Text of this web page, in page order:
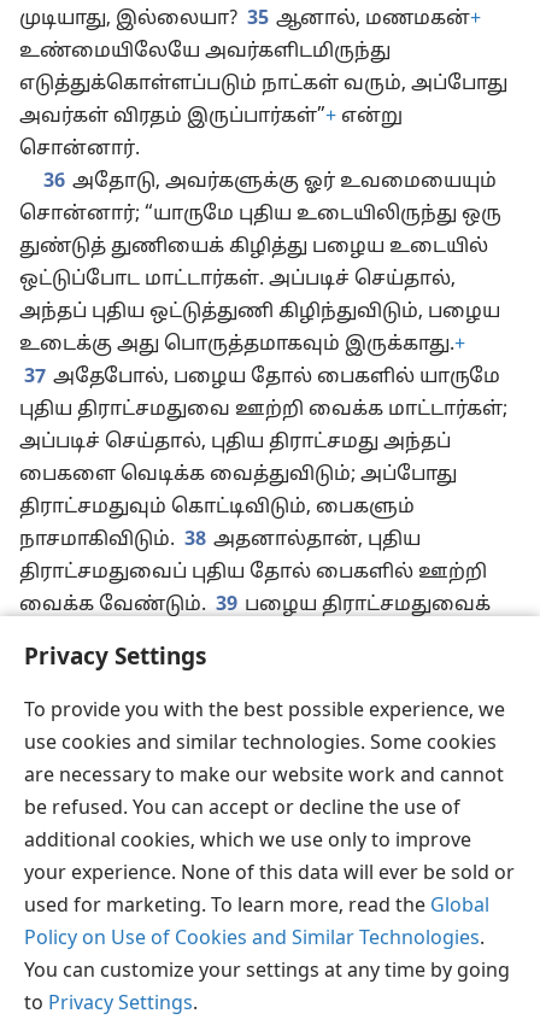
Privacy Settings
To provide you with the best possible experience, we
use cookies and similar technologies. Some cookies
are necessary to make our website work and cannot
be refused. You can accept or decline the use of
additional cookies, which we use only to improve
your experience. None of this data will ever be sold or
used for marketing. To learn more, read the Global
Policy on Use of Cookies and Similar Technologies.
You can customize your settings at any time by going
to Privacy Settings.
முடியாது, இல்லையா? 35 ஆனால், மணமகன்+
உண்மையிலேயே அவர்களிடமிருந்து
எடுத்துக்கொள்ளப்படும் நாட்கள் வரும், அப்போது
அவர்கள் விரதம் இருப்பார்கள்”+ என்று
சொன்னார்.
36 அதோடு, அவர்களுக்கு ஓர் உவமையையும்
சொன்னார்; “யாருமே புதிய உடையிலிருந்து ஒரு
துண்டுத் துணியைக் கிழித்து பழைய உடையில்
ஒட்டுப்போட மாட்டார்கள். அப்படிச் செய்தால்,
அந்தப் புதிய ஒட்டுத்துணி கிழிந்துவிடும், பழைய
உடைக்கு அது பொருத்தமாகவும் இருக்காது.+
37 அதேபோல், பழைய தோல் பைகளில் யாருமே
புதிய திராட்சமதுவை ஊற்றி வைக்க மாட்டார்கள்;
அப்படிச் செய்தால், புதிய திராட்சமது அந்தப்
பைகளை வெடிக்க வைத்துவிடும்; அப்போது
திராட்சமதுவும் கொட்டிவிடும், பைகளும்
நாசமாகிவிடும். 38 அதனால்தான், புதிய
திராட்சமதுவைப் புதிய தோல் பைகளில் ஊற்றி
வைக்க வேண்டும். 39 பழைய திராட்சமதுவைக்
மாட்டான்; ‘பழையதுதான் நன்றாக இருக்கிறது’
என்று சொல்வான்” என்றார்.
தமிழ் பகிரவும்
விருப்பங்கள்
Copyright © 2026 Watch Tower Bible and Tract Society of Pennsylvania